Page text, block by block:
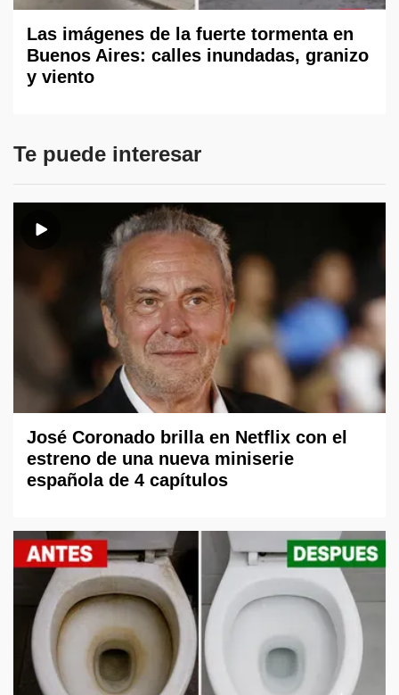
Las imágenes de la fuerte tormenta en
Buenos Aires: calles inundadas, granizo
y viento
Te puede interesar
José Coronado brilla en Netflix con el
estreno de una nueva miniserie
española de 4 capítulos